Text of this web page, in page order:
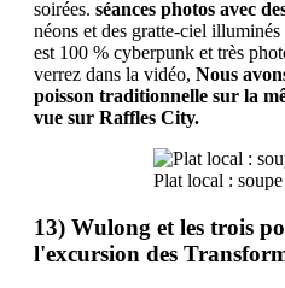
soirées. séances photos avec
néons et des gratte-ciel
est 100 % cyberpunk et très
verrez dans la vidéo, Nous
poisson traditionnelle sur la
vue sur Raffles City.
Plat local :
13) Wulong et les trois
l'excursion des